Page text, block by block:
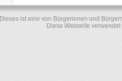
Dieses ist eine von Bürgerinnen und
Diese Webseite